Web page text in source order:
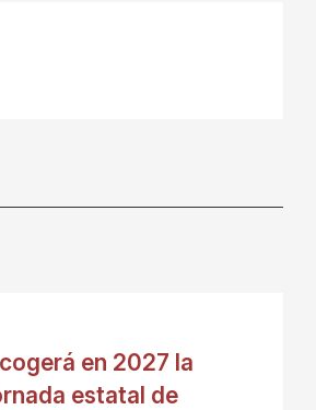
en 2027 la
estatal de